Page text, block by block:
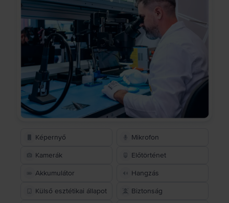
Képernyő Mikrofon
Kamerák Előtörténet
Akkumulátor Hangzás
Külső esztétikai állapot Biztonság